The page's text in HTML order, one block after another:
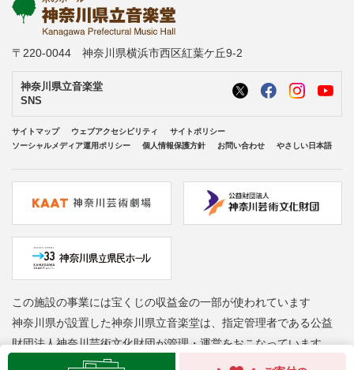
〒220-0044 神奈川県横浜市西区紅葉ケ丘9-2
神奈川県立音楽堂
SNS
サイトマップ ウェブアクセシビリティ
サイトポリシー
ソーシャルメディア運用ポリシー
個人情報保護方針 お問い合わせ やさしい日本語
この施設の事業には宝くじの収益金の一部が使われています
神奈川県が設置した神奈川県立音楽堂は、指定管理者である公益
財団法人神奈川芸術文化財団が管理・運営をおこなっています